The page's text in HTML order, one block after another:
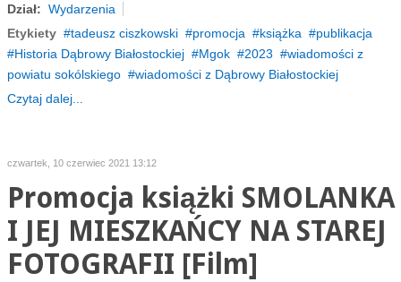
Dział: Wydarzenia
Etykiety
tadeusz ciszkowski promocja książka
publikacja
Historia Dąbrowy Białostockiej
Mgok 2023
wiadomości z
powiatu sokólskiego
wiadomości z Dąbrowy Białostockiej
Czytaj dalej...
czwartek, 10 czerwiec 2021 13:12
Promocja książki SMOLANKA
I JEJ MIESZKAŃCY NA STAREJ
FOTOGRAFII [Film]